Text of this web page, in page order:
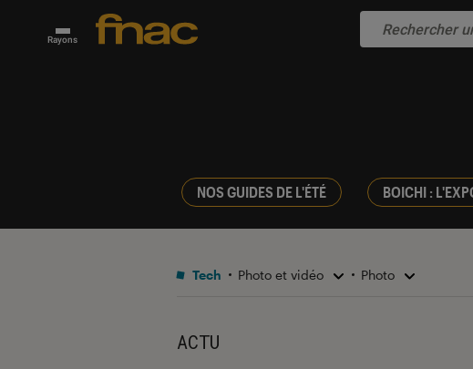
Rayons
NOS GUIDES DE L'ÉTÉ BOICHI :
Tech Photo et vidéo Photo
ACTU